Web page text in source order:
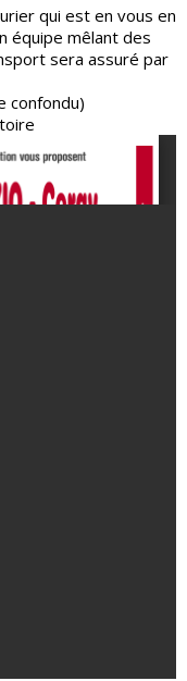
qui est en vous en
équipe mêlant des
sera assuré par
confondu)